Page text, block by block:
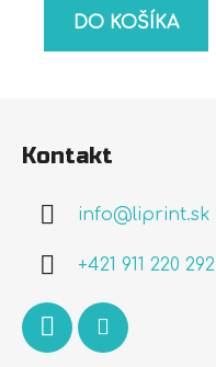
DO KOŠÍKA
Kontakt
info@liprint.sk
+421 911 220 292